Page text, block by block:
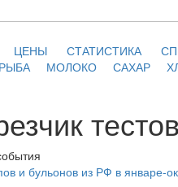
ЦЕНЫ СТАТИСТИКА
РЫБА МОЛОКО САХАР
и бульонов из РФ в январе-